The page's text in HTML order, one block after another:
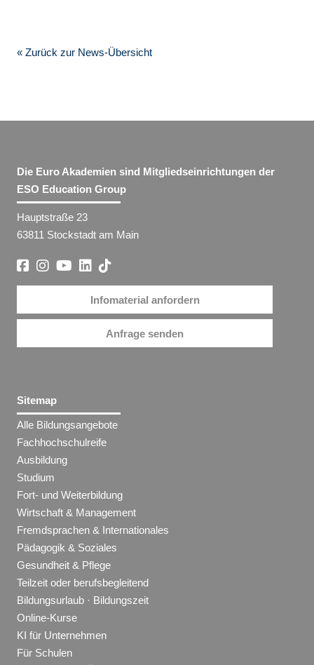
« Zurück zur News-Übersicht
Die Euro Akademien sind Mitgliedseinrichtungen der
ESO Education Group
Hauptstraße 23
63811 Stockstadt am Main
Infomaterial anfordern
Anfrage senden
Sitemap
Alle Bildungsangebote
Fachhochschulreife
Ausbildung
Studium
Fort- und Weiterbildung
Wirtschaft & Management
Fremdsprachen & Internationales
Pädagogik & Soziales
Gesundheit & Pflege
Teilzeit oder berufsbegleitend
Bildungsurlaub · Bildungszeit
Online-Kurse
KI für Unternehmen
Für Schulen